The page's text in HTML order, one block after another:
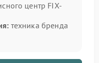
с гарантией
так и
полное
к оригинальным
центр FIX-
техника бренда